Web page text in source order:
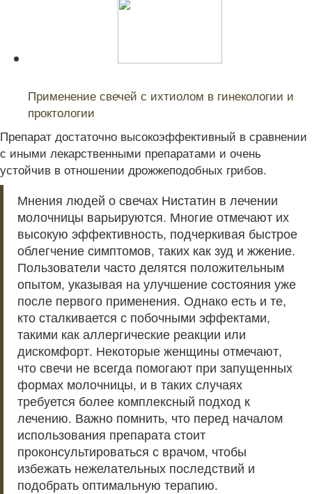
Применение свечей с ихтиолом в гинекологии и
проктологии
Препарат достаточно высокоэффективный в сравнении
с иными лекарственными препаратами и очень
устойчив в отношении дрожжеподобных грибов.
Мнения людей о свечах Нистатин в лечении
молочницы варьируются. Многие отмечают их
высокую эффективность, подчеркивая быстрое
облегчение симптомов, таких как зуд и жжение.
Пользователи часто делятся положительным
опытом, указывая на улучшение состояния уже
после первого применения. Однако есть и те,
кто сталкивается с побочными эффектами,
такими как аллергические реакции или
дискомфорт. Некоторые женщины отмечают,
что свечи не всегда помогают при запущенных
формах молочницы, и в таких случаях
требуется более комплексный подход к
лечению. Важно помнить, что перед началом
использования препарата стоит
проконсультироваться с врачом, чтобы
избежать нежелательных последствий и
подобрать оптимальную терапию.